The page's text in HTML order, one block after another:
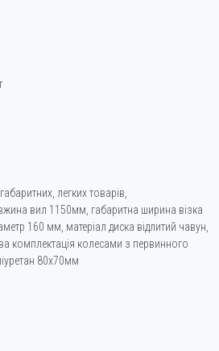
легких товарів,
вил 1150мм, габаритна ширина візка
160 мм, матеріал диска відлитий чавун,
комплектація колесами з первинного
80х70мм